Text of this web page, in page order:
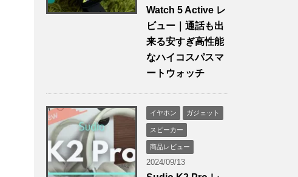
Watch 5 Active レ
ビュー｜通話も出
来る安すぎ高性能
なハイコスパスマ
ートウォッチ
イヤホン ガジェット
スピーカー
商品レビュー
2024/09/13